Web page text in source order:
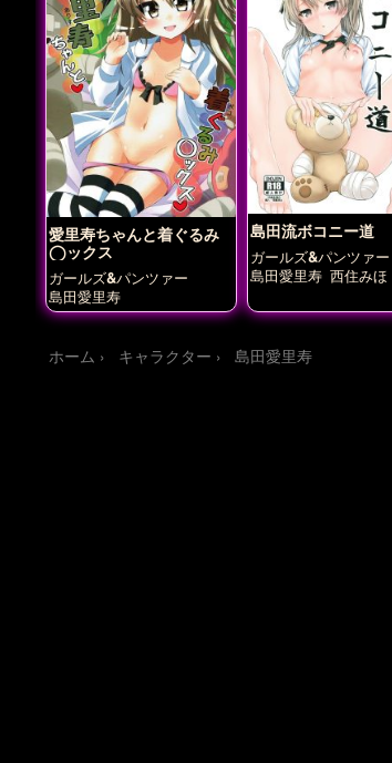
愛里寿ちゃんと着ぐるみ
◯ックス
ガールズ&パンツァー
島田愛里寿
島田流ボコニー道
ガールズ&パンツァー
島田愛里寿 西住みほ
ホーム キャラクター 島田愛里寿